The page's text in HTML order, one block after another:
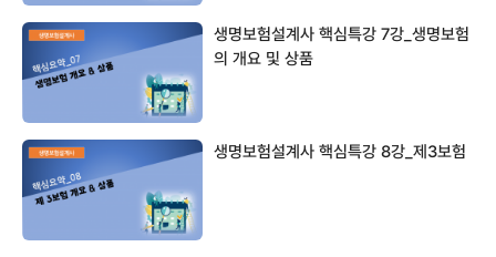
생명보험설계사 핵심특강 7강_생명보험
의 개요 및 상품
생명보험설계사 핵심특강 8강_제3보험